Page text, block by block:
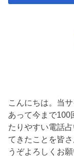
こんにちは。当
あって今まで100
たりやすい電話
てきたことを皆
うぞよろしくお願